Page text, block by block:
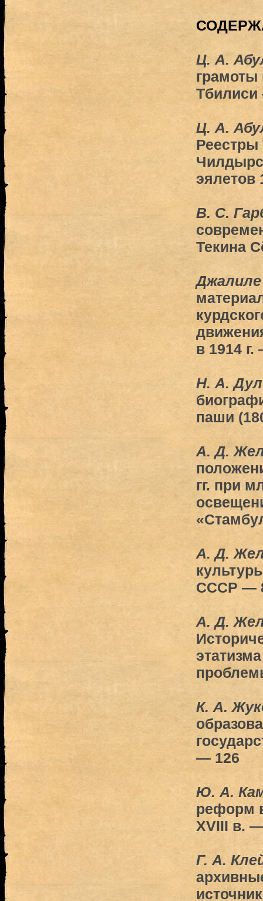
Ц. А.
грамоты
Ц. А.
Реестры
эялетов
В. С.
Текина
в 1914
Н. А.
паши
А. Д.
гг. при
А. Д.
СССР —
А. Д.
К. А.
— 126
Ю. А.
реформ
XVIII в.
Г. А.